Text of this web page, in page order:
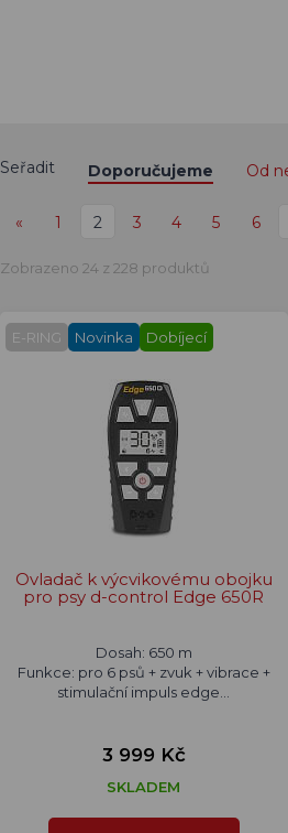
Seřadit Doporučujeme Od
« 1 2 3 4 5 6
Zobrazeno 24 z 228 produktů
E-RING Novinka Dobíjecí
Ovladač k výcvikovému obojku
pro psy d-control Edge 650R
Dosah: 650 m
Funkce: pro 6 psů + zvuk + vibrace +
stimulační impuls edge...
3 999 Kč
SKLADEM